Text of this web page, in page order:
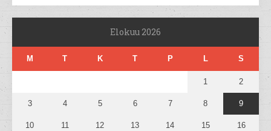
Elokuu 2026
M T K T P L S
1 2
3 4 5 6 7 8 9
10 11 12 13 14 15 16